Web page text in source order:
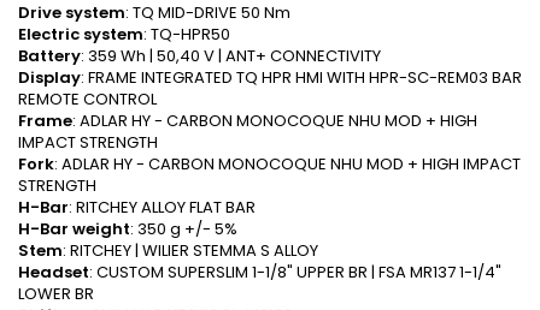
Drive system: TQ MID-DRIVE 50 Nm
Electric system: TQ-HPR50
Battery: 359 Wh | 50,40 V | ANT+ CONNECTIVITY
Display: FRAME INTEGRATED TQ HPR HMI WITH HPR-SC-REM03 BAR
REMOTE CONTROL
Frame: ADLAR HY - CARBON MONOCOQUE NHU MOD + HIGH
IMPACT STRENGTH
Fork: ADLAR HY - CARBON MONOCOQUE NHU MOD + HIGH IMPACT
STRENGTH
H-Bar: RITCHEY ALLOY FLAT BAR
H-Bar weight: 350 g +/- 5%
Stem: RITCHEY | WILIER STEMMA S ALLOY
Headset: CUSTOM SUPERSLIM 1-1/8" UPPER BR | FSA MR137 1-1/4"
LOWER BR